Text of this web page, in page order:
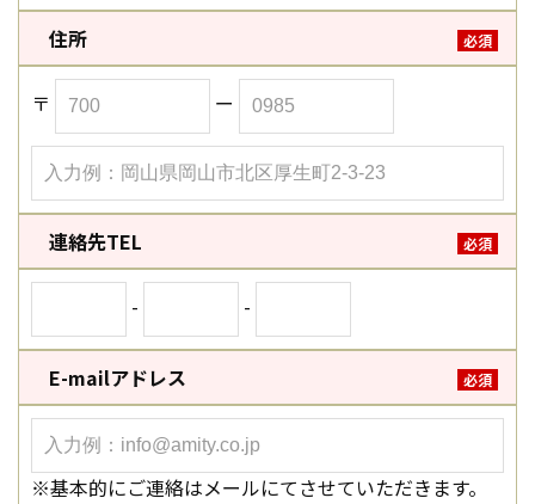
住所
必須
〒 ー
連絡先TEL 必須
- -
E-mailアドレス 必須
※基本的にご連絡はメールにてさせていただきます。